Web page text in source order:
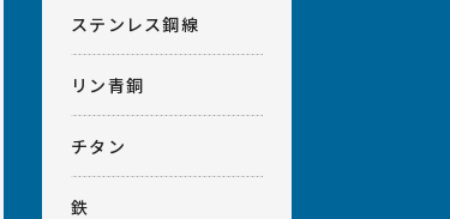
ステンレス鋼線
リン青銅
チタン
鉄